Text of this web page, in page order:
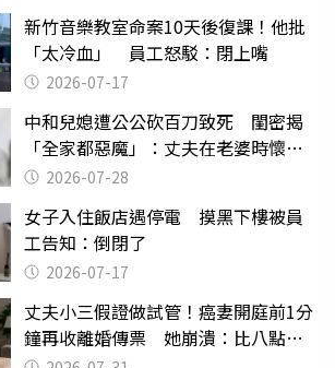
新竹音樂教室命案10天後復課！他批
「太冷血」 員工怒駁：閉上嘴
2026-07-17
中和兒媳遭公公砍百刀致死 閨密揭
「全家都惡魔」：丈夫在老婆時懷孕
摔東西
2026-07-28
女子入住飯店遇停電 摸黑下樓被員
工告知：倒閉了
2026-07-17
丈夫小三假證做試管！癌妻開庭前1分
鐘再收離婚傳票 她崩潰：比八點檔